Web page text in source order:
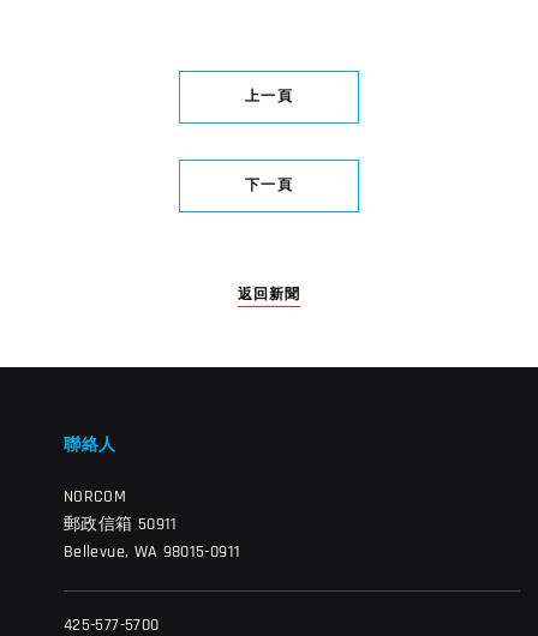
上一頁
下一頁
返回新聞
聯絡人
NORCOM
郵政信箱 50911
Bellevue, WA 98015-0911
425-577-5700